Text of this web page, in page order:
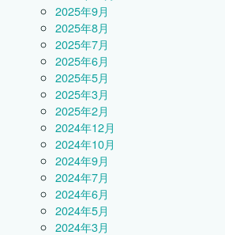
2025年9月
2025年8月
2025年7月
2025年6月
2025年5月
2025年3月
2025年2月
2024年12月
2024年10月
2024年9月
2024年7月
2024年6月
2024年5月
2024年3月